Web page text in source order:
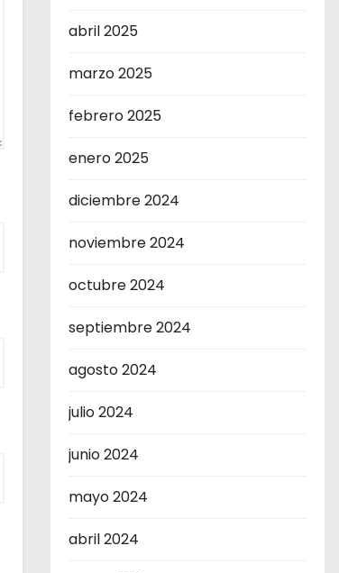
abril 2025
marzo 2025
febrero 2025
enero 2025
diciembre 2024
noviembre 2024
octubre 2024
septiembre 2024
agosto 2024
julio 2024
junio 2024
mayo 2024
abril 2024